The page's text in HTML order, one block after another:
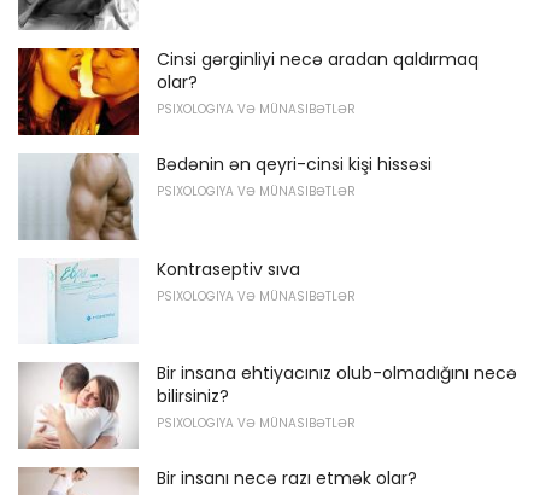
Cinsi gərginliyi necə aradan qaldırmaq
olar?
PSIXOLOGIYA VƏ MÜNASIBƏTLƏR
Bədənin ən qeyri-cinsi kişi hissəsi
PSIXOLOGIYA VƏ MÜNASIBƏTLƏR
Kontraseptiv sıva
PSIXOLOGIYA VƏ MÜNASIBƏTLƏR
Bir insana ehtiyacınız olub-olmadığını necə
bilirsiniz?
PSIXOLOGIYA VƏ MÜNASIBƏTLƏR
Bir insanı necə razı etmək olar?